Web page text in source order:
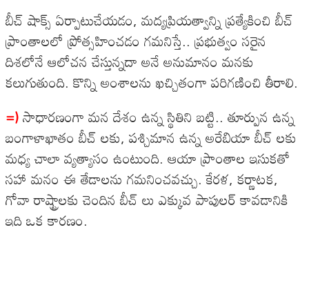
బీచ్ షాక్స్ ఏర్పాటుచేయడం, మద్యప్రియత్వాన్ని ప్రత్యేకించి బీచ్
ప్రాంతాలలో ప్రోత్సహించడం గమనిస్తే.. ప్రభుత్వం సరైన
దిశలోనే ఆలోచన చేస్తున్నదా అనే అనుమానం మనకు
కలుగుతుంది. కొన్ని అంశాలను ఖచ్చితంగా పరిగణించి తీరాలి.
=)సాధారణంగా మన దేశం ఉన్న స్థితిని బట్టి.. తూర్పున ఉన్న
బంగాళాఖాతం బీచ్ లకు, పశ్చిమాన ఉన్న అరేబియా బీచ్ లకు
మధ్య చాలా వ్యత్యాసం ఉంటుంది. ఆయా ప్రాంతాల ఇసుకతో
సహా మనం ఈ తేడాలను గమనించవచ్చు. కేరళ, కర్ణాటక,
గోవా రాష్ట్రాలకు చెందిన బీచ్ లు ఎక్కువ పాపులర్ కావడానికి
ఇది ఒక కారణం.